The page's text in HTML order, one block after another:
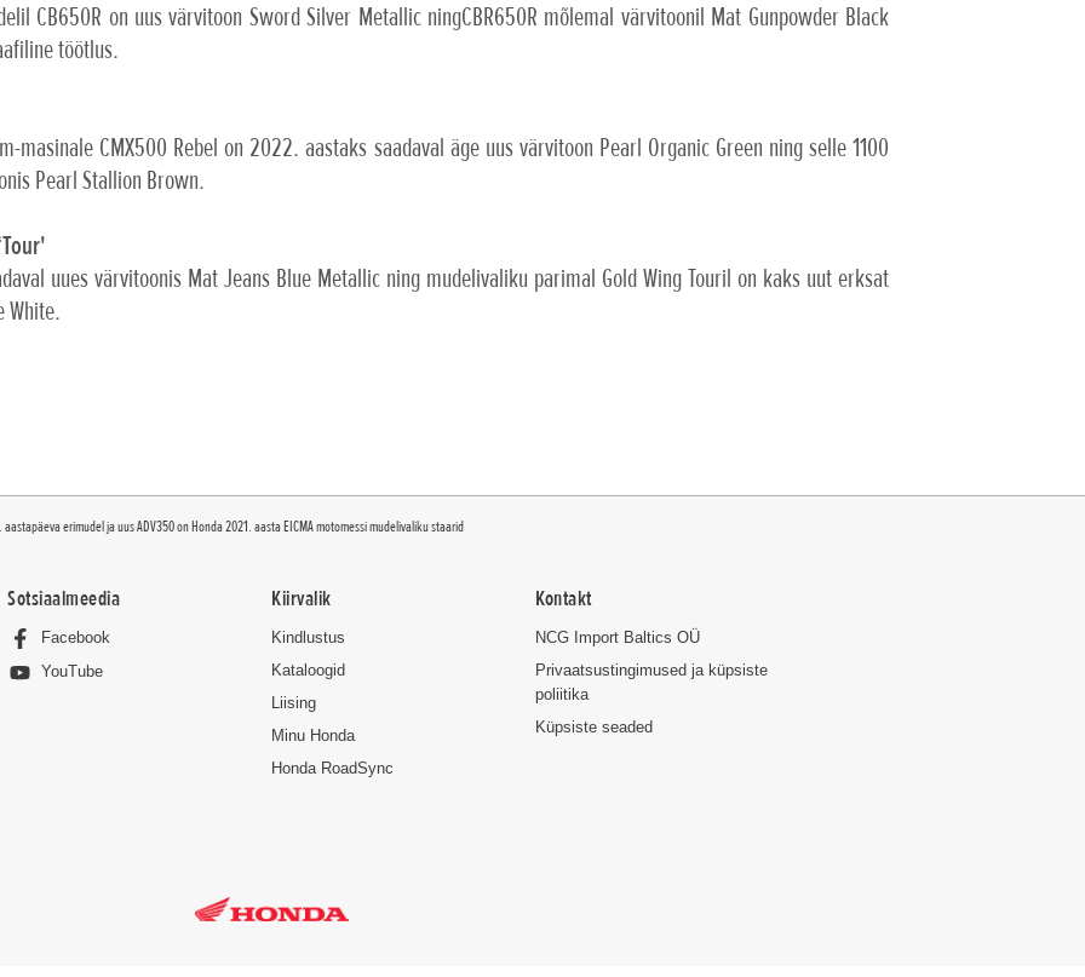
CB650R on uus värvitoon Sword Silver Metallic ningCBR650R mõlemal värvitoonil Mat Gunpowder Black
töötlus.
masinale CMX500 Rebel on 2022. aastaks saadaval äge uus värvitoon Pearl Organic Green ning selle 1100
Pearl Stallion Brown.
uues värvitoonis Mat Jeans Blue Metallic ning mudelivaliku parimal Gold Wing Touril on kaks uut erksat
White.
aastapäeva erimudel ja uus ADV350 on Honda 2021. aasta EICMA motomessi mudelivaliku staarid
Sotsiaalmeedia
Facebook
YouTube
Kiirvalik
Kindlustus
Kataloogid
Liising
Minu Honda
Honda RoadSync
Kontakt
NCG Import Baltics OÜ
Privaatsustingimused ja küpsiste
poliitika
Küpsiste seaded